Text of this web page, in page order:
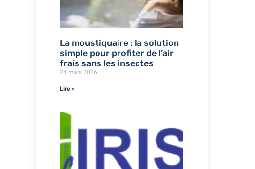
La moustiquaire : la solution
simple pour profiter de l’air
frais sans les insectes
24 mars 2026
Lire »